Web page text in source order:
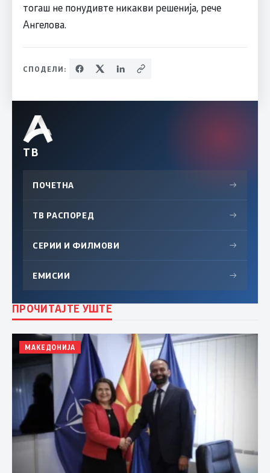
тогаш не понудивте никакви решенија, рече
Ангелова.
СПОДЕЛИ:
ТВ
ПОЧЕТНА →
ТВ РАСПОРЕД →
СЕРИИ И ФИЛМОВИ →
ЕМИСИИ →
ПРОЧИТАЈТЕ УШТЕ
МАКЕДОНИЈА